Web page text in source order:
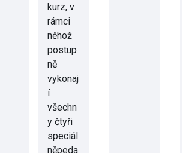
kurz, v
rámci
něhož
postup
ně
vykonaj
í
všechn
y čtyři
speciál
něpeda